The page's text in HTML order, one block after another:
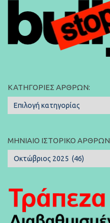
ΚΑΤΗΓΟΡΊΕΣ ΆΡΘΡΩΝ:
Κατηγορίες
Άρθρων:
ΜΗΝΙΑΊΟ ΙΣΤΟΡΙΚΌ ΆΡΘΡΩΝ
Μηνιαίο
Ιστορικό